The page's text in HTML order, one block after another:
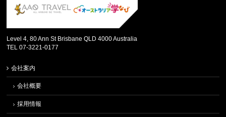
Level 4, 80 Ann St Brisbane QLD 4000 Australia
TEL 07-3221-0177
会社案内
会社概要
採用情報